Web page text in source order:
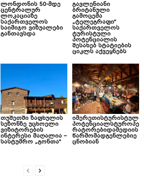
ლონდონის 50-მდე
ცენტრალურ
ლოკაციაზე
საქართველოს
საიმიჯო ვიზუალები
განთავსდა
გავლენიანი
ბრიტანული
გამოცემა
„ტელეგრაფი“
საქართველოს
ტურისტული
პოტენციალის
შესახებ სტატიების
ციკლს აქვეყნებს
თუშეთში ზაფხულის
სეზონზე უცხოელი
ვიზიტორების
ინტერესი მაღალია –
სასტუმრო „გონთა“
იმერეთისტურისტულ
პოტენციალსტუროპე
რატორებიდამედიის
წარმომადგენლებიე
ცნობიან